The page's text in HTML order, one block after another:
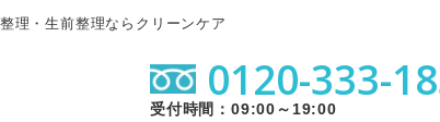
理・生前整理ならクリーンケア
0120-333-
受付時間：09:00～19:00